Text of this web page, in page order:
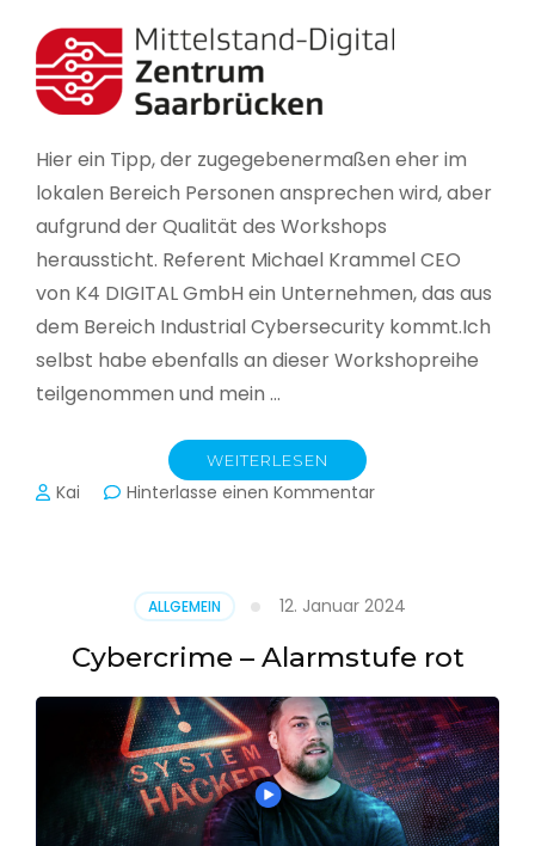
in
Deutschland
Hier ein Tipp, der zugegebenermaßen eher im
lokalen Bereich Personen ansprechen wird, aber
aufgrund der Qualität des Workshops
heraussticht. Referent Michael Krammel CEO
von K4 DIGITAL GmbH ein Unternehmen, das aus
dem Bereich Industrial Cybersecurity kommt.Ich
selbst habe ebenfalls an dieser Workshopreihe
teilgenommen und mein …
WEITERLESEN
Kai Hinterlasse einen Kommentarzu
Produktion
ALLGEMEIN 12. Januar 2024
Cybercrime – Alarmstufe rot